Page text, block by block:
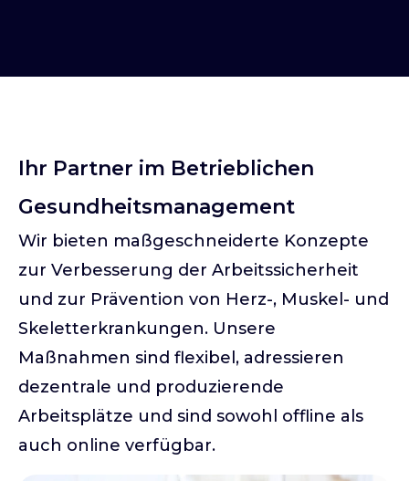
Ihr Partner im Betrieblichen
Gesundheitsmanagement
Wir bieten maßgeschneiderte Konzepte
zur Verbesserung der Arbeitssicherheit
und zur Prävention von Herz-, Muskel- und
Skeletterkrankungen. Unsere
Maßnahmen sind flexibel, adressieren
dezentrale und produzierende
Arbeitsplätze und sind sowohl offline als
auch online verfügbar.